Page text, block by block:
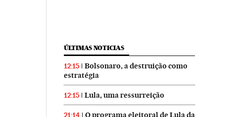
ÚLTIMAS NOTICIAS
12:15
Bolsonaro, a destruição como
estratégia
12:15 Lula, uma ressurreição
21:14
O programa eleitoral de Lula da